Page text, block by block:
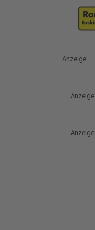
Anzeige
Anzeige
Anzeige